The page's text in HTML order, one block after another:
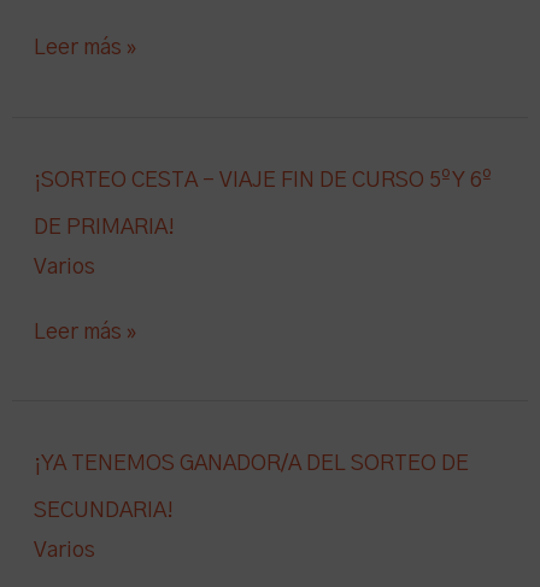
Leer más »
¡SORTEO CESTA – VIAJE FIN DE CURSO 5º Y 6º
DE PRIMARIA!
Varios
¡SORTEO
–
VIAJE
DE
6º
DE
PRIMARIA!
Leer más »
¡YA TENEMOS GANADOR/A DEL SORTEO DE
SECUNDARIA!
Varios
¡YA
GANADOR/A
DEL